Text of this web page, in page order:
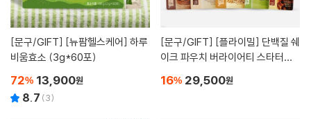
[문구/GIFT]
비움효소 (3g*60포)
72% 13,900원
8.7 (3)
[문구/GIFT]
이크 파우치 버라이어티 스타터팩
16% 29,500원